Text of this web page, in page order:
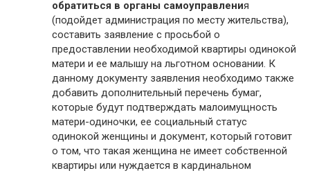
обратиться в органы самоуправления
(подойдет администрация по месту жительства),
составить заявление с просьбой о
предоставлении необходимой квартиры одинокой
матери и ее малышу на льготном основании. К
данному документу заявления необходимо также
добавить дополнительный перечень бумаг,
которые будут подтверждать малоимущность
матери-одиночки, ее социальный статус
одинокой женщины и документ, который готовит
о том, что такая женщина не имеет собственной
квартиры или нуждается в кардинальном